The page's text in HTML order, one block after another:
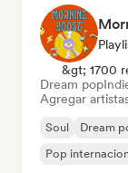
&gt; 1700
Dream pop
Agregar
Soul Dream
Pop